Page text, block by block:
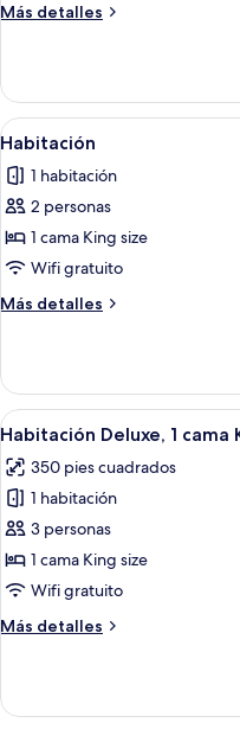
1Más detalles
Más
(Junior
Suite,
1
Bed)
Abrir
todas
las
fotos
de
Habitación
3
Habitación
1 habitación
2 personas
1 cama King size
Wifi gratuito
Más detalles
Más
Abrir
todas
las
fotos
de
Habitación
Deluxe,
cama
4
Habitación Deluxe, 1 cama
350 pies cuadrados
1 habitación
3 personas
1 cama King size
Wifi gratuito
Más detalles
Más
Deluxe,